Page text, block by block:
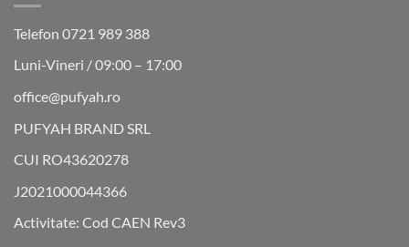
Telefon 0721 989 388
Luni-Vineri / 09:00 – 17:00
office@pufyah.ro
PUFYAH BRAND SRL
CUI RO43620278
J2021000044366
Activitate: Cod CAEN Rev3